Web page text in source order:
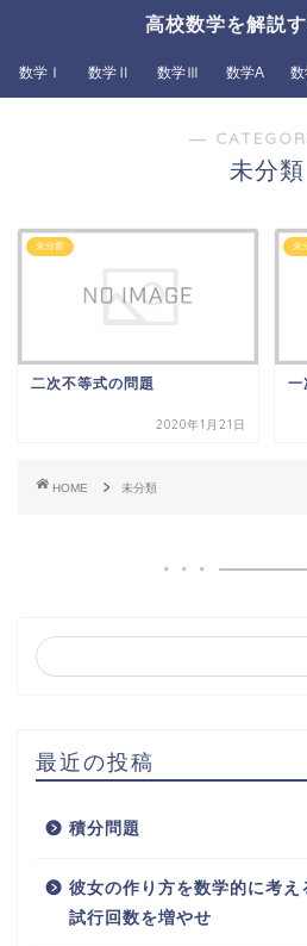
高校数学を解説
数学Ⅰ 数学Ⅱ 数学Ⅲ 数学A
―
未分類
未分類
二次不等式の問題
2020年1月21日
未
一
HOME 未分類
最近の投稿
積分問題
彼女の作り方を数学的に考
試行回数を増やせ